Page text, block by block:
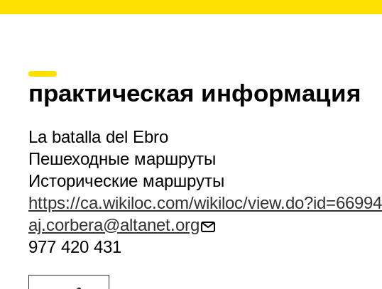
практическая информация
La batalla del Ebro
Пешеходные маршруты
Исторические маршруты
https://ca.wikiloc.com/wikiloc/
aj.corbera@altanet.org
977 420 431